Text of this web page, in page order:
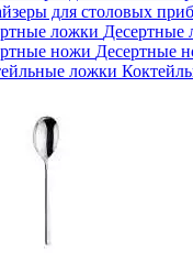
для столовых
Десертные
Десертные